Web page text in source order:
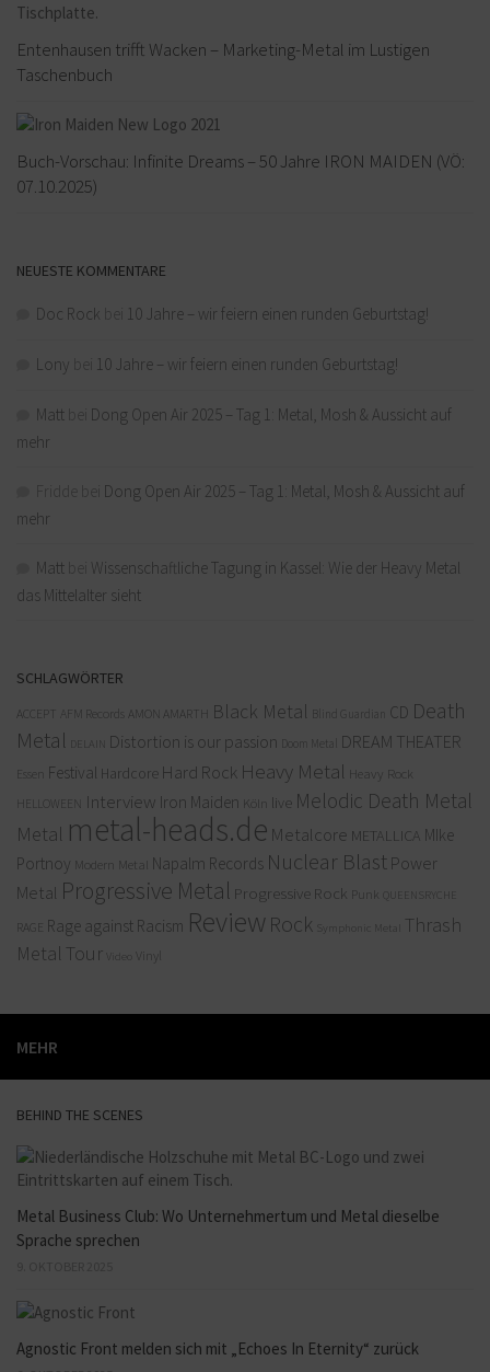
Entenhausen trifft Wacken – Marketing-Metal im Lustigen
Taschenbuch
Buch-Vorschau: Infinite Dreams – 50 Jahre IRON MAIDEN (VÖ:
07.10.2025)
NEUESTE KOMMENTARE
Doc Rock 10 Jahre – wir feiern einen runden Geburtstag!
Lony 10 Jahre – wir feiern einen runden Geburtstag!
Matt
Dong Open Air 2025 – Tag 1: Metal, Mosh & Aussicht auf
mehr
Dong Open Air 2025 – Tag 1: Metal, Mosh & Aussicht auf
mehr
Matt
Wissenschaftliche Tagung in Kassel: Wie der Heavy Metal
das Mittelalter sieht
SCHLAGWÖRTER
ACCEPT AFM Records AMON AMARTH Black Metal Blind Guardian CD Death
Metal
DELAIN Distortion is our passion Doom Metal DREAM THEATER
Essen Festival Hardcore Hard Rock Heavy Metal Heavy Rock
HELLOWEEN Interview Iron Maiden Köln live Melodic Death Metal
Metal metal-heads.de Metalcore METALLICA MIke
Portnoy Modern Metal Napalm Records Nuclear Blast Power
Metal Progressive Metal Progressive Rock Punk QUEENSRYCHE
RAGE Rage against Racism Review Rock Symphonic Metal
Thrash
Metal Tour Video Vinyl
MEHR
BEHIND THE SCENES
Metal Business Club: Wo Unternehmertum und Metal dieselbe
Sprache sprechen
Agnostic Front melden sich mit „Echoes In Eternity“ zurück